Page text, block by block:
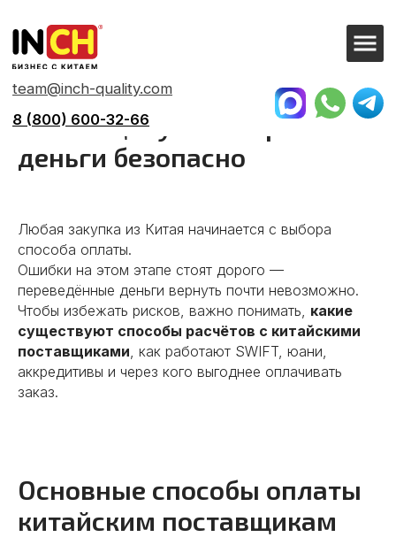
team@inch-quality.com
8 (800) 600-32-66
Оплата китайскому
поставщику: как перевести
деньги безопасно
Любая закупка из Китая начинается с выбора
способа оплаты.
Ошибки на этом этапе стоят дорого —
переведённые деньги вернуть почти невозможно.
Чтобы избежать рисков, важно понимать, какие
существуют способы расчётов с китайскими
поставщиками, как работают SWIFT, юани,
аккредитивы и через кого выгоднее оплачивать
заказ.
Основные способы оплаты
китайским поставщикам